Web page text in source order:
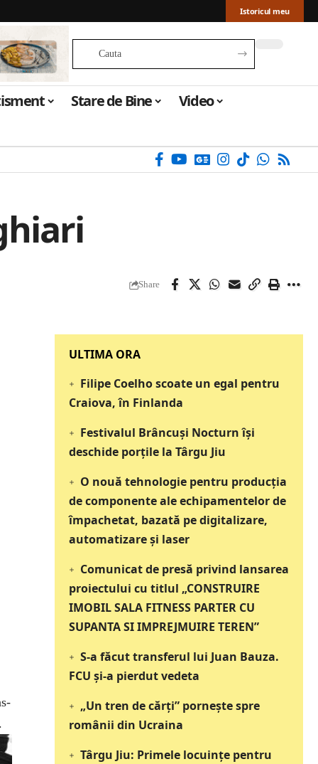
Istoricul meu
Stare de Bine Video
Share
‎‎‎‎‎‎‎ULTIMA ORA
Filipe Coelho scoate un egal pentru
Craiova, în Finlanda
Festivalul Brâncuși Nocturn își
deschide porțile la Târgu Jiu
O nouă tehnologie pentru producția
de componente ale echipamentelor de
împachetat, bazată pe digitalizare,
automatizare și laser
Comunicat de presă privind lansarea
proiectului cu titlul „CONSTRUIRE
IMOBIL SALA FITNESS PARTER CU
SUPANTA SI IMPREJMUIRE TEREN”
S-a făcut transferul lui Juan Bauza.
FCU și-a pierdut vedeta
„Un tren de cărți” pornește spre
românii din Ucraina
Târgu Jiu: Primele locuințe pentru